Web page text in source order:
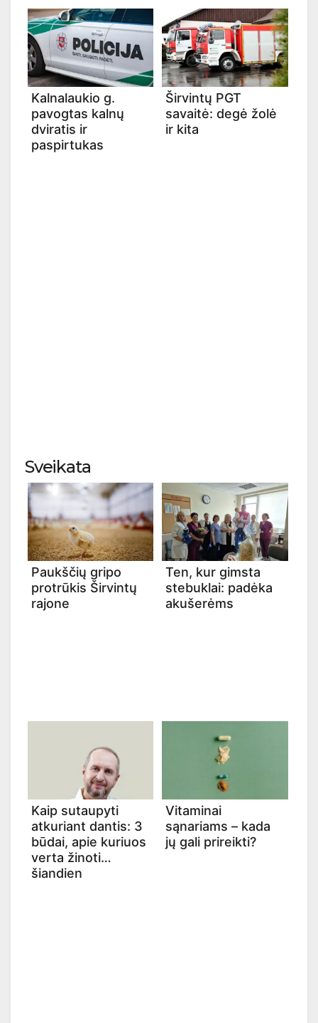
Kalnalaukio g.
pavogtas kalnų
dviratis ir
paspirtukas
Širvintų PGT
savaitė: degė žolė
ir kita
Sveikata
Paukščių gripo
protrūkis Širvintų
rajone
Ten, kur gimsta
stebuklai: padėka
akušerėms
Kaip sutaupyti
atkuriant dantis: 3
būdai, apie kuriuos
verta žinoti
šiandien
Vitaminai
sąnariams – kada
jų gali prireikti?